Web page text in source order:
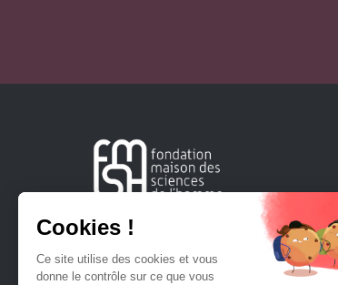
Créée en 1963, la Fondation Maison
soutient la recherche et la diffusion des
sciences humaines et sociales.